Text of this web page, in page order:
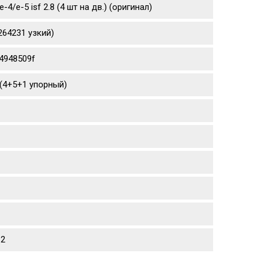
е-5 isf 2.8 (4 шт на дв.) (оригинал)
узкий)
упорный)